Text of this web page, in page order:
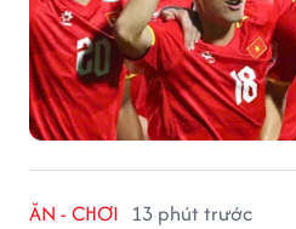
ĂN - CHƠI 13 phút trước